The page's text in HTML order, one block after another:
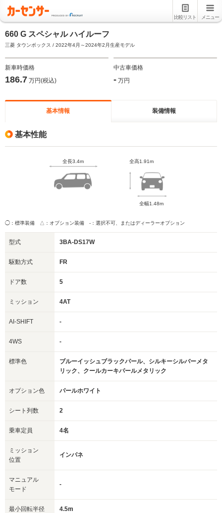
比較リスト メニュー
660 G スペシャル ハイルーフ
三菱 タウンボックス / 2022年4月～2024年2月生産モデル
新車時価格
186.7 万円(税込)
中古車価格
- 万円
基本情報 装備情報
基本性能
全長3.4m 全高1.91m
全幅1.48m
◯：標準装備 △：オプション装備 -：選択不可、またはディーラーオプション
型式 3BA-DS17W
駆動方式 FR
ドア数 5
ミッション 4AT
AI-SHIFT -
4WS -
標準色
ブルーイッシュブラックパール、シルキーシルバーメタ
リック、クールカーキパールメタリック
オプション色 パールホワイト
シート列数 2
乗車定員 4名
ミッション
位置
インパネ
マニュアル
モード
-
最小回転半径 4.5m